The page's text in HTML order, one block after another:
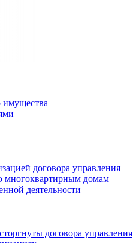
имущества
договора управления
многоквартирным домам
деятельности
договора управления